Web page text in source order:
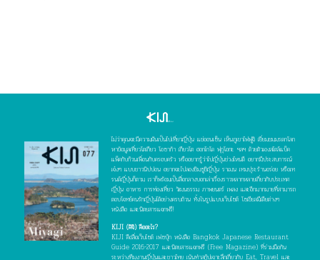
ไม่ว่าคุณจะมีความฝันเป็นไปเที่ยวญี่ปุ่น แช่ออนเซ็น เห็นภูเขาไฟฟูจิ เยี่ยมชมมรดกโลก
หาข้อมูลเที่ยวโตเกียว โอซาก้า เกียวโต ฮอกไกโด ฟุกุโอกะ ฯลฯ ด้วยตัวเองสไตล์แบ็ค
แพ็คกับก๊วนเพื่อนกับครอบครัว หรืออยากรู้ว่าไปญี่ปุ่นช่วงไหนดี อยากมีประสบการณ์
เจ๋งๆ แบบชาวนิปปอน อยากจะไปลองชิมซูชิญี่ปุ่น ราเมน เทมปุระร้านอร่อย หรือเท
รนด์ญี่ปุ่นก็ตาม เราก็พร้อมเป็นสื่อกลางบอกเล่าเรื่องราวหลากหลายเกี่ยวกับประเทศ
ญี่ปุ่น อาหาร การท่องเที่ยว วัฒนธรรม ภาพยนตร์ เพลง และอีกมากมายที่สามารถ
ตอบโจทย์คนรักญี่ปุ่นได้อย่างครบถ้วน ทั้งในรูปแบบเว็บไซต์ โซเชียลมีเดียต่างๆ
หนังสือ และนิตยสารแจกฟรี!
KIJI (คิจิ) คืออะไร?
KIJI คือสื่อเว็บไซต์ เฟซบุ๊ก หนังสือ Bangkok Japanese Restaurant
Guide 2016-2017 และนิตยสารแจกฟรี (Free Magazine) ที่ร่วมมือกัน
ระหว่างทีมงานญี่ปุ่นและชาวไทย เน้นทำสกู๊ปเจาะลึกเกี่ยวกับ Eat, Travel และ